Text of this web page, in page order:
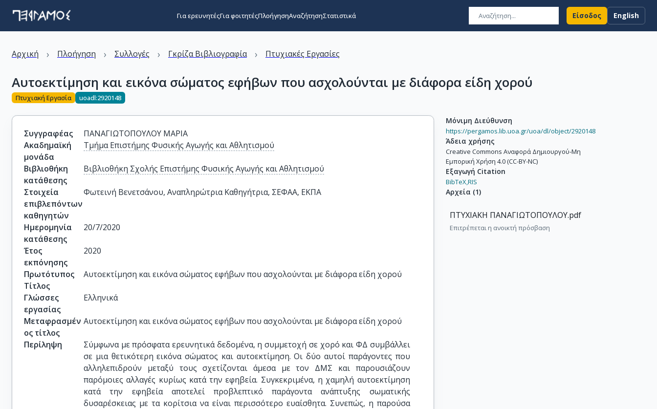
Για ερευνητέςΓια φοιτητέςΠλοήγησηΑναζήτησηΣτατιστικά Είσοδος English
Αρχική › Πλοήγηση › Συλλογές › Γκρίζα Βιβλιογραφία › Πτυχιακές Εργασίες
Αυτοεκτίμηση και εικόνα σώματος εφήβων που ασχολούνται με διάφορα είδη χορού
Πτυχιακή Εργασία uoadl:2920148
Συγγραφέας
ΠΑΝΑΓΙΩΤΟΠΟΥΛΟΥ ΜΑΡΙΑ
Ακαδημαϊκή
μονάδα
Τμήμα Επιστήμης Φυσικής Αγωγής και Αθλητισμού
Βιβλιοθήκη
κατάθεσης
Βιβλιοθήκη Σχολής Επιστήμης Φυσικής Αγωγής και Αθλητισμού
Στοιχεία
επιβλεπόντων
καθηγητών
Φωτεινή Βενετσάνου, Αναπληρώτρια Καθηγήτρια, ΣΕΦΑΑ, ΕΚΠΑ
Ημερομηνία
κατάθεσης
20/7/2020
Έτος
εκπόνησης
2020
Πρωτότυπος
Τίτλος
Αυτοεκτίμηση και εικόνα σώματος εφήβων που ασχολούνται με διάφορα είδη χορού
Γλώσσες
εργασίας
Ελληνικά
Μεταφρασμέν
ος τίτλος
Αυτοεκτίμηση και εικόνα σώματος εφήβων που ασχολούνται με διάφορα είδη χορού
Περίληψη
Σύμφωνα με πρόσφατα ερευνητικά δεδομένα, η συμμετοχή σε χορό και ΦΔ συμβάλλει
σε μια θετικότερη εικόνα σώματος και αυτοεκτίμηση. Οι δύο αυτοί παράγοντες που
αλληλεπιδρούν μεταξύ τους σχετίζονται άμεσα με τον ΔΜΣ και παρουσιάζουν
παρόμοιες αλλαγές κυρίως κατά την εφηβεία. Συγκεκριμένα, η χαμηλή αυτοεκτίμηση
κατά την εφηβεία αποτελεί προβλεπτικό παράγοντα ανάπτυξης σωματικής
δυσαρέσκειας με τα κορίτσια να είναι περισσότερο ευαίσθητα. Συνεπώς, η παρούσα
Μόνιμη Διεύθυνση
https://pergamos.lib.uoa.gr/uoa/dl/object/2920148
Άδεια χρήσης
Creative Commons Αναφορά Δημιουργού-Μη
Εμπορική Χρήση 4.0 (CC-BY-NC)
Εξαγωγή Citation
BibTeX,RIS
Αρχεία (1)
ΠΤΥΧΙΑΚΗ ΠΑΝΑΓΙΩΤΟΠΟΥΛΟΥ.pdf
Επιτρέπεται η ανοικτή πρόσβαση